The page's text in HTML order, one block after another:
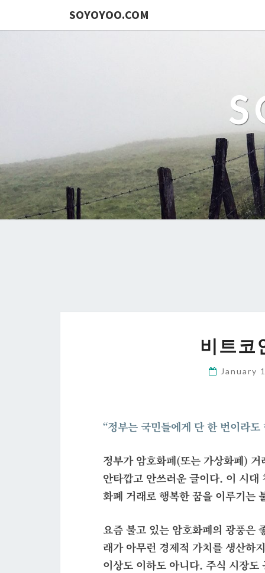
SOYOYOO.COM
비트코
January
“정부는 국민들에게 단 한 번이라
정부가암호화폐(또는 가상화폐)
안타깝고 안쓰러운 글이다. 이 시
화폐 거래로 행복한 꿈을 이루기는
요즘 불고 있는 암호화폐의 광풍은
래가 아무런 경제적 가치를 생산하
이상도 이하도 아니다. 주식 시장